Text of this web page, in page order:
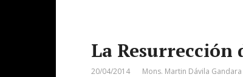
La Resurrección
20/04/2014 Mons. Martin Dávila Gandara